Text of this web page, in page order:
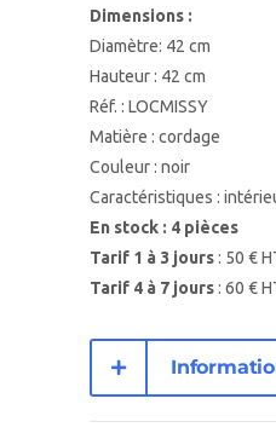
Dimensions :
Diamètre: 42 cm
Hauteur : 42 cm
Réf. : LOCMISSY
Matière : cordage
Couleur : noir
Caractéristiques :
En stock : 4 pièces
Tarif 1 à 3 jours : 50 €
Tarif 4 à 7 jours : 60 €